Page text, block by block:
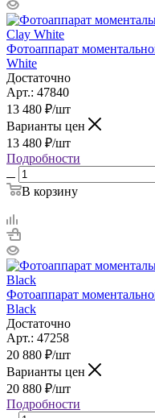
Фотоаппарат
White
Достаточно
Арт.: 47840
13 480 ₽/шт
Варианты цен
13 480 ₽/шт
Подробности
В корзину
Фотоаппарат
Black
Достаточно
Арт.: 47258
20 880 ₽/шт
Варианты цен
20 880 ₽/шт
Подробности